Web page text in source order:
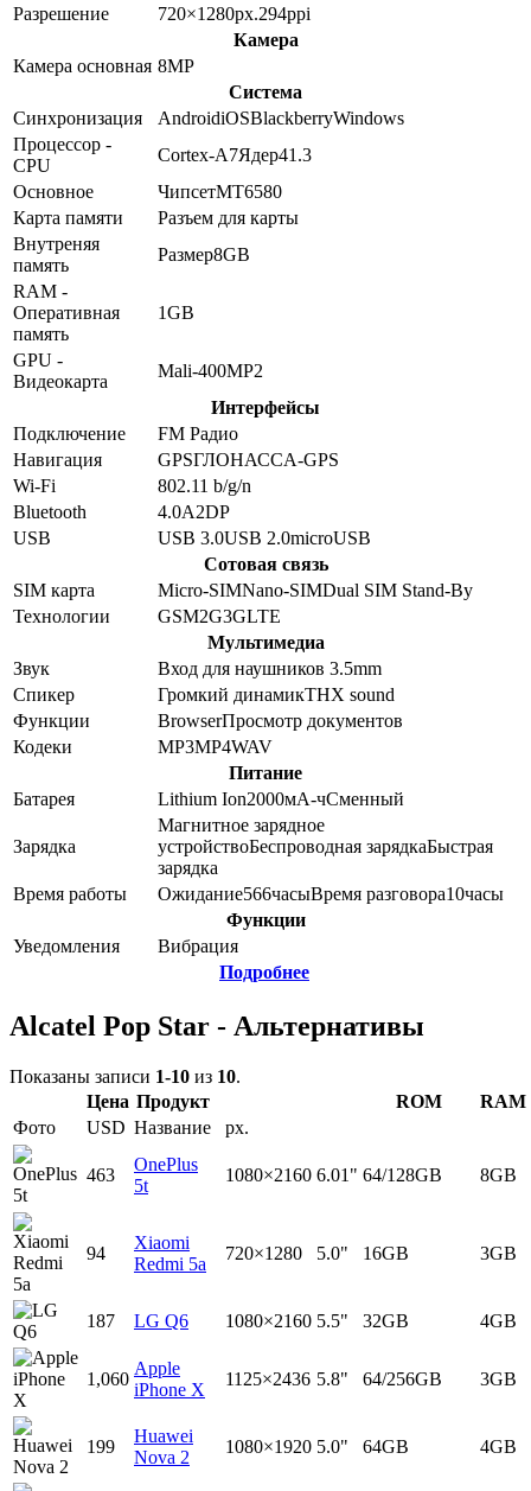
Разрешение
720×1280px.294ppi
Камера
Камера основная 8MP
Система
Синхронизация
AndroidiOSBlackberryWindows
Процессор -
CPU
Cortex-A7Ядер41.3
Основное
ЧипсетMT6580
Карта памяти
Разъем для карты
Внутреняя
память
Размер8GB
RAM -
Оперативная
память
1GB
GPU -
Видеокарта
Mali-400MP2
Интерфейсы
Подключение
FM Радио
Навигация
GPSГЛОНАССA-GPS
Wi-Fi
802.11 b/g/n
Bluetooth
4.0A2DP
USB
USB 3.0USB 2.0microUSB
Сотовая связь
SIM карта
Micro-SIMNano-SIMDual SIM Stand-By
Технологии
GSM2G3GLTE
Мультимедиа
Звук
Вход для наушников 3.5mm
Спикер
Громкий динамикTHX sound
Функции
BrowserПросмотр документов
Кодеки
MP3MP4WAV
Питание
Батарея
Lithium Ion2000мА-чСменный
Зарядка
Магнитное зарядное
устройствоБеспроводная зарядкаБыстрая
зарядка
Время работы
Ожидание566часыВремя разговора10часы
Функции
Уведомления
Вибрация
Подробнее
Alcatel Pop Star - Альтернативы
Показаны записи 1-10 из 10.
Цена Продукт ROM
RAM
Фото
USD Название px.
463
OnePlus
5t
1080×2160 6.01" 64/128GB 8GB
94
Xiaomi
Redmi 5a
720×1280 5.0" 16GB 3GB
187 LG Q6 1080×2160 5.5" 32GB 4GB
1,060
Apple
iPhone X
1125×2436 5.8" 64/256GB 3GB
199
Huawei
Nova 2
1080×1920 5.0" 64GB 4GB